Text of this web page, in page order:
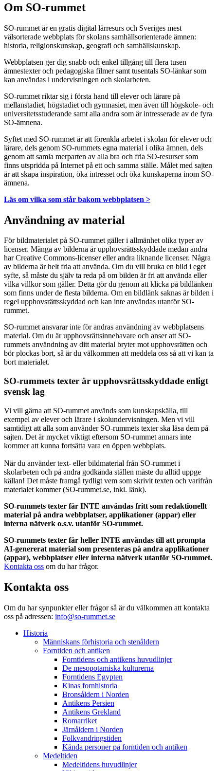
Om SO-rummet
SO-rummet är en gratis digital lärresurs och Sveriges mest
välsorterade webbplats för skolans samhällsorienterade ämnen:
historia, religionskunskap, geografi och samhällskunskap.
Webbplatsen ger dig snabb och enkel tillgång till flera tusen
ämnestexter och pedagogiska filmer samt tusentals SO-länkar som
kan användas i undervisningen och skolarbeten.
SO-rummet riktar sig i första hand till elever och lärare på
mellanstadiet, högstadiet och gymnasiet, men även till högskole- och
universitetsstuderande samt alla andra som är intresserade av de fyra
SO-ämnena.
Syftet med SO-rummet är att förenkla arbetet i skolan för elever och
lärare, dels genom SO-rummets egna material i olika ämnen, dels
genom att samla merparten av alla bra och fria SO-resurser som
finns utspridda på Internet på ett och samma ställe. Målet med sajten
är att skapa inspiration, öka intresset och öka kunskaperna inom SO-
ämnena.
Läs om vilka som står bakom webbplatsen >
Användning av material
För bildmaterialet på SO-rummet gäller i allmänhet olika typer av
licenser. Många av bilderna är upphovsrättsskyddade medan andra
har Creative Commons-licenser eller andra liknande licenser. Några
av bilderna är helt fria att använda. Om du vill bruka en bild i eget
syfte, så måste du själv ta reda på om bilden är fri att använda eller
vilka villkor som gäller. Detta gör du genom att klicka på bildlänken
som finns under de flesta bilderna. Om en bildlänk saknas är bilden i
regel upphovsrättsskyddad och kan inte användas utanför SO-
rummet.
SO-rummet ansvarar inte för andras användning av webbplatsens
material. Om du är upphovsrättsinnehavare och anser att SO-
rummets användning av ditt material bryter mot upphovsrätten och
bör plockas bort, så är du välkommen att meddela oss så att vi kan ta
bort materialet.
SO-rummets texter är upphovsrättsskyddade enligt
svensk lag
Vi vill gärna att SO-rummet används som kunskapskälla, till
exempel av elever och lärare i skolundervisningen. Men vi vill
samtidigt att alla som använder SO-rummets texter ska läsa dem på
sajten. Det är mycket viktigt eftersom SO-rummet annars inte
kommer att kunna fortsätta vara en öppen webbplats.
När du använder text- eller bildmaterial från SO-rummet i
skolarbeten och på andra godkända ställen måste du alltid uppge
källan! Det måste framgå tydligt vem som skrivit texten och varifrån
materialet kommer (SO-rummet.se, inkl. länk).
SO-rummets texter får INTE användas fritt som redaktionellt
material på andra webbplatser, applikationer (appar) eller
interna nätverk o.s.v. utanför SO-rummet.
SO-rummets texter får heller INTE användas till att prompta
AI-genererat material som presenteras på andra applikationer
(appar), webbplatser eller interna nätverk utanför SO-rummet.
Kontakta oss om du har frågor.
Kontakta oss
Om du har synpunkter eller frågor så är du välkommen att kontakta
oss på adressen: info@so-rummet.se
Historia
Människans förhistoria och stenåldern
Forntiden och antiken
Forntidens och antikens huvudlinjer
De mesopotamiska kulturerna
Forntidens Egypten
Kinas fornhistoria
Bronsåldern i Norden
Antikens Persien
Antikens Grekland
Romarriket
Järnåldern i Norden
Folkvandringstiden
Kända personer på forntiden och antiken
Medeltiden
Medeltidens huvudlinjer